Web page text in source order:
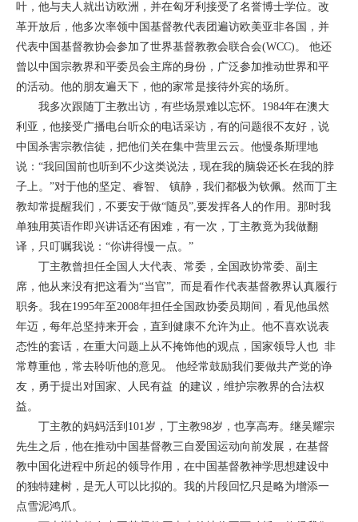
叶，他与夫人就出访欧洲，并在匈牙利接受了名誉博士学位。改
革开放后，他多次率领中国基督教代表团遍访欧美亚非各国，并
代表中国基督教协会参加了世界基督教教会联合会(WCC)。 他还
曾以中国宗教界和平委员会主席的身份，广泛参加推动世界和平
的活动。他的朋友遍天下，他的家常是接待外宾的场所。
我多次跟随丁主教出访，有些场景难以忘怀。1984年在澳大
利亚，他接受广播电台听众的电话采访，有的问题很不友好，说
中国杀害宗教信徒，把他们关在集中营里云云。他慢条斯理地
说：“我回国前也听到不少这类说法，现在我的脑袋还长在我的脖
子上。”对于他的坚定、睿智、 镇静，我们都极为钦佩。然而丁主
教却常提醒我们，不要安于做“随员”,要发挥各人的作用。那时我
单独用英语作即兴讲话还有困难，有一次，丁主教竟为我做翻
译，只叮嘱我说：“你讲得慢一点。”
丁主教曾担任全国人大代表、常委，全国政协常委、副主
席，他从来没有把这看为“当官”, 而是看作代表基督教界认真履行
职务。我在1995年至2008年担任全国政协委员期间，看见他虽然
年迈，每年总坚持来开会，直到健康不允许为止。他不喜欢说表
态性的套话，在重大问题上从不掩饰他的观点，国家领导人也 非
常尊重他，常去聆听他的意见。 他经常鼓励我们要做共产党的诤
友，勇于提出对国家、人民有益 的建议，维护宗教界的合法权
益。
丁主教的妈妈活到101岁，丁主教98岁，也享高寿。继吴耀宗
先生之后，他在推动中国基督教三自爱国运动向前发展，在基督
教中国化进程中所起的领导作用，在中国基督教神学思想建设中
的独特建树，是无人可以比拟的。我的片段回忆只是略为增添一
点雪泥鸿爪。